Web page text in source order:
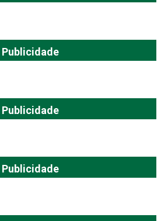
Publicidade
Publicidade
Publicidade